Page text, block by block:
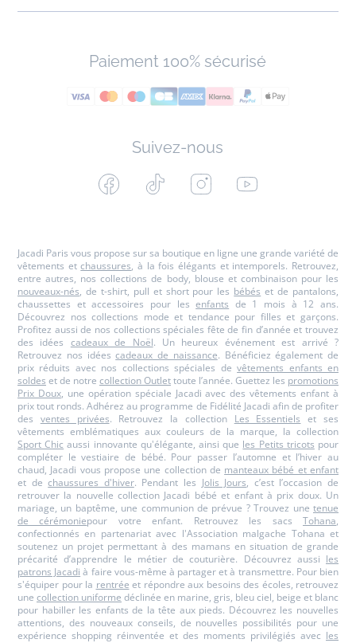
Paiement 100% sécurisé
Suivez-nous
Facebook Tiktok InstagramYoutube
Jacadi Paris vous propose sur sa boutique en ligne une grande variété de
vêtements etchaussures, à la fois élégants et intemporels. Retrouvez,
entre autres, nos collections de body, blouse et combinaison pour les
nouveaux-nés, de t-shirt, pull et short pour les bébés et de pantalons,
chaussettes et accessoires pour lesenfants de 1 mois à 12 ans.
Découvrez nos collections mode et tendance pour filles et garçons.
Profitez aussi de nos collections spéciales fête de fin d’année et trouvez
des idées cadeaux de Noël. Un heureux événement est arrivé ?
Retrouvez nos idéescadeaux de naissance. Bénéficiez également de
prix réduits avec nos collections spéciales devêtements enfants en
soldes et de notre collection Outlettoute l’année. Guettez les promotions
Prix Doux, une opération spéciale Jacadi avec des vêtements enfant à
prix tout ronds. Adhérez au programme de Fidélité Jacadi afin de profiter
des ventes privées. Retrouvez la collection Les Essentiels et ses
vêtements emblématiques aux couleurs de la marque, la collection
Sport Chic aussi innovante qu'élégante, ainsi que les Petits tricots pour
compléter le vestiaire de bébé. Pour passer l’automne et l’hiver au
chaud, Jacadi vous propose une collection de manteaux bébé et enfant
et dechaussures d'hiver. Pendant les Jolis Jours, c’est l’occasion de
retrouver la nouvelle collection Jacadi bébé et enfant à prix doux. Un
mariage, un baptême, une communion de prévue ? Trouvez une tenue
de cérémoniepour votre enfant. Retrouvez les sacsTohana,
confectionnés en partenariat avec l'Association malgache Tohana et
soutenez un projet permettant à des mamans en situation de grande
précarité d’apprendre le métier de couturière. Découvrez aussi les
patrons Jacadi à faire vous-même à partager et à transmettre. Pour bien
s'équiper pour la rentrée et répondre aux besoins des écoles, retrouvez
une collection uniforme déclinée en marine, gris, bleu ciel, beige et blanc
pour habiller les enfants de la tête aux pieds. Découvrez les nouvelles
attentions, des nouveaux conseils, de nouvelles possibilités pour une
expérience shopping réinventée et des moments privilégiés avec les